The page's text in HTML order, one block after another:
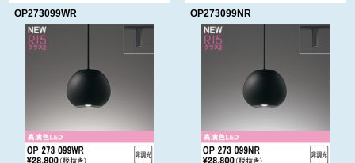
OP273099WR
OP273099NR